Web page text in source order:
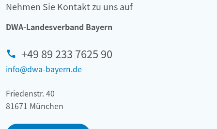
Nehmen Sie Kontakt zu uns auf
DWA-Landesverband Bayern
+49 89 233 7625 90
info@dwa-bayern.de
Friedenstr. 40
81671 München